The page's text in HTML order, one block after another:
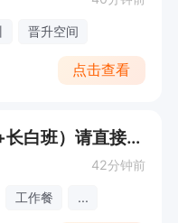
晋升空间
点击查看
女食品厂普工（管吃管住+长白班）请直接电话联系
42分钟前
工作餐 ...